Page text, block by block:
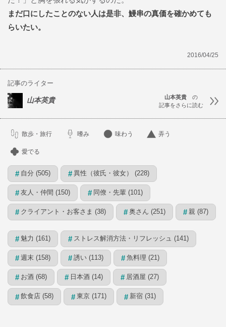
まだ口にしたことのない人は是非、鰻串の真価を確かめても
らいたい。
2016/04/25
記事のライター
山本英貴 山本英貴 の
記事をさらに読む
散歩・旅行 嗜み 味わう 弄う
愛でる
# 自分 (505) # 異性（彼氏・彼女） (228)
# 友人・仲間 (150) # 同僚・先輩 (101)
# クライアント・お客さま (38) # 奥さん (251) # 親 (87)
# 魅力 (161) # ストレス解消方法・リフレッシュ (141)
# 週末 (158) # 誘い (113) # 魚料理 (21)
# お酒 (68) # 日本酒 (14) # 居酒屋 (27)
# 飲食店 (58) # 東京 (171) # 新宿 (31)